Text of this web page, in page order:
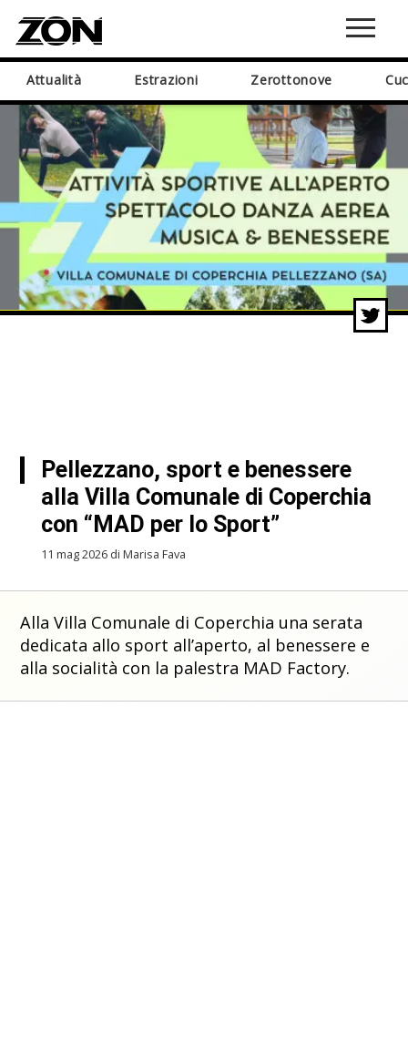
Attualità Estrazioni Zerottonove
Pellezzano, sport e benessere
alla Villa Comunale di Coperchia
con “MAD per lo Sport”
11 mag 2026 di Marisa Fava
Alla Villa Comunale di Coperchia una serata
dedicata allo sport all’aperto, al benessere e
alla socialità con la palestra MAD Factory.